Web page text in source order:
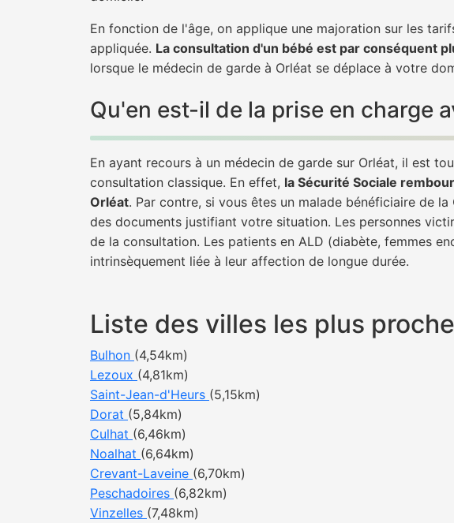
En fonction de l'âge, on applique une majoration sur les
appliquée. La consultation d'un bébé est par conséquent
lorsque le médecin de garde à Orléat se déplace à votre
Qu'en est-il de la prise en charge
En ayant recours à un médecin de garde sur Orléat, il est
consultation classique. En effet, la Sécurité Sociale
Orléat. Par contre, si vous êtes un malade bénéficiaire de
des documents justifiant votre situation. Les personnes
de la consultation. Les patients en ALD (diabète, femmes
intrinsèquement liée à leur affection de longue durée.
Liste des villes les plus
Bulhon (4,54km)
Lezoux (4,81km)
Saint-Jean-d'Heurs (5,15km)
Dorat (5,84km)
Culhat (6,46km)
Noalhat (6,64km)
Crevant-Laveine (6,70km)
Peschadoires (6,82km)
Vinzelles (7,48km)